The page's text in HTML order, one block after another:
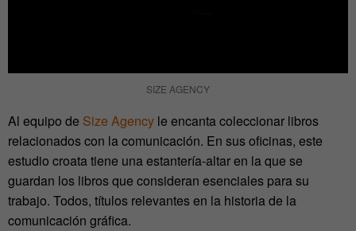
SIZE AGENCY
Al equipo de Size Agency le encanta coleccionar libros
relacionados con la comunicación. En sus oficinas, este
estudio croata tiene una estantería-altar en la que se
guardan los libros que consideran esenciales para su
trabajo. Todos, títulos relevantes en la historia de la
comunicación gráfica.